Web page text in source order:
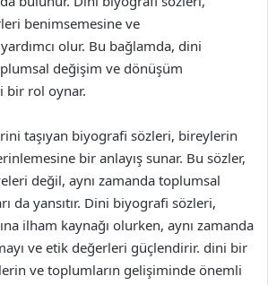
benimsemesine ve
olur. Bu bağlamda, dini
değişim ve dönüşüm
bir rol oynar.
taşıyan biyografi sözleri, bireylerin
bir anlayış sunar. Bu sözler,
değil, aynı zamanda toplumsal
da yansıtır. Dini biyografi sözleri,
ilham kaynağı olurken, aynı zamanda
ve etik değerleri güçlendirir. dini bir
ve toplumların gelişiminde önemli